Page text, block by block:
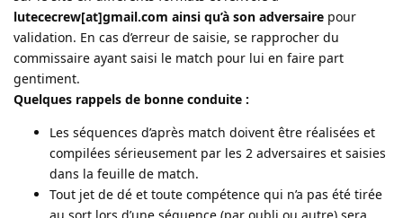
lutececrew[at]gmail.com ainsi qu’à son adversaire pour
validation. En cas d’erreur de saisie, se rapprocher du
commissaire ayant saisi le match pour lui en faire part
gentiment.
Quelques rappels de bonne conduite :
Les séquences d’après match doivent être réalisées et
compilées sérieusement par les 2 adversaires et saisies
dans la feuille de match.
Tout jet de dé et toute compétence qui n’a pas été tirée